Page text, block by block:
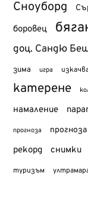
Сноуборд
боровец
доц. Сандю
зима игра
катерене
намаление
прогноза
рекорд снимки
туризъм